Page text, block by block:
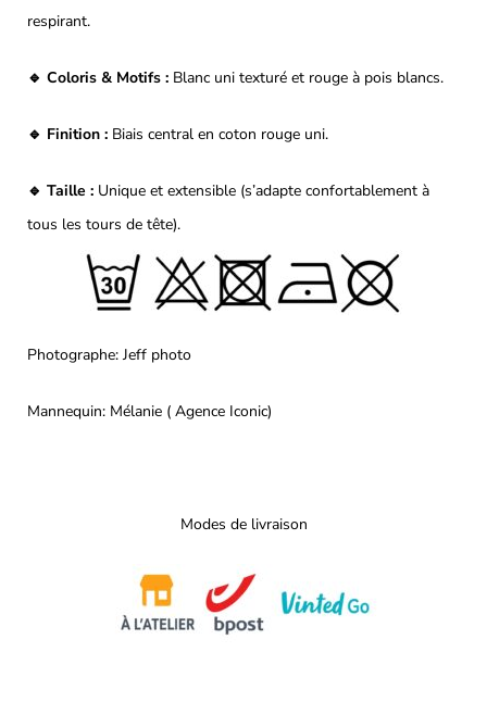
respirant.
🔹 Coloris & Motifs : Blanc uni texturé et rouge à pois blancs.
🔹 Finition : Biais central en coton rouge uni.
🔹 Taille : Unique et extensible (s’adapte confortablement à
tous les tours de tête).
Photographe: Jeff photo
Mannequin: Mélanie ( Agence Iconic)
Modes de livraison